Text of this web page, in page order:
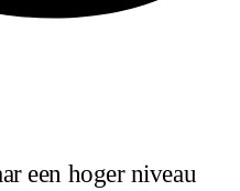
een hoger niveau